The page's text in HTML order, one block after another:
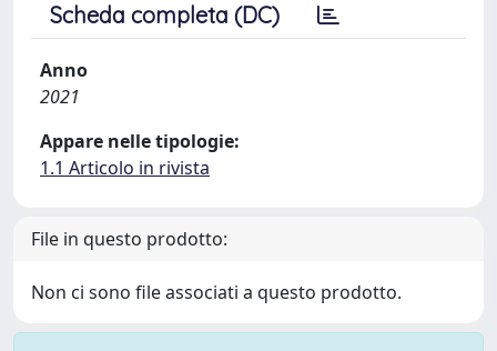
Scheda completa (DC)
Anno
2021
Appare nelle tipologie:
1.1 Articolo in rivista
File in questo prodotto:
Non ci sono file associati a questo prodotto.